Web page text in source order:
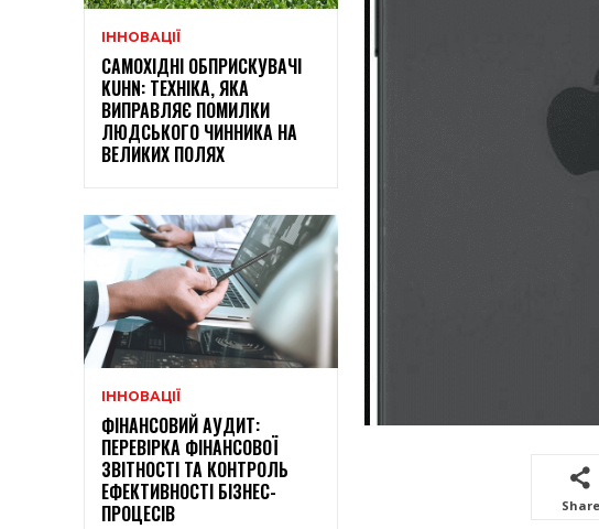
ІННОВАЦІЇ
САМОХІДНІ ОБПРИСКУВАЧІ
KUHN: ТЕХНІКА, ЯКА
ВИПРАВЛЯЄ ПОМИЛКИ
ЛЮДСЬКОГО ЧИННИКА НА
ВЕЛИКИХ ПОЛЯХ
ІННОВАЦІЇ
ФІНАНСОВИЙ АУДИТ:
ПЕРЕВІРКА ФІНАНСОВОЇ
ЗВІТНОСТІ ТА КОНТРОЛЬ
ЕФЕКТИВНОСТІ БІЗНЕС-
ПРОЦЕСІВ
Share